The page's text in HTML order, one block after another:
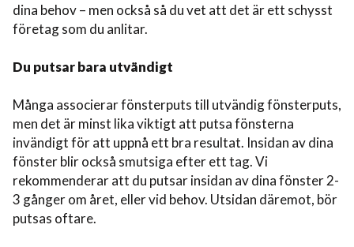
dina behov – men också så du vet att det är ett schysst
företag som du anlitar.
Du putsar bara utvändigt
Många associerar fönsterputs till utvändig fönsterputs,
men det är minst lika viktigt att putsa fönsterna
invändigt för att uppnå ett bra resultat. Insidan av dina
fönster blir också smutsiga efter ett tag. Vi
rekommenderar att du putsar insidan av dina fönster 2-
3 gånger om året, eller vid behov. Utsidan däremot, bör
putsas oftare.